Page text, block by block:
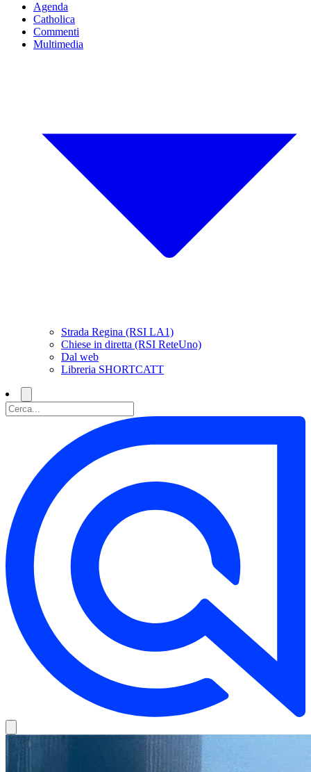
Agenda
Catholica
Commenti
Multimedia
Strada Regina (RSI LA1)
Chiese in diretta (RSI ReteUno)
Dal web
Libreria SHORTCATT